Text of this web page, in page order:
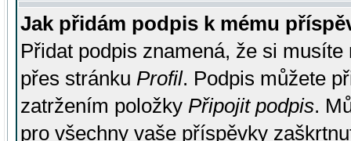
Jak přidám podpis k mému
Přidat podpis znamená, že si
přes stránku Profil. Podpis můžete
zatržením položky Připojit podpis.
pro všechny vaše příspěvky